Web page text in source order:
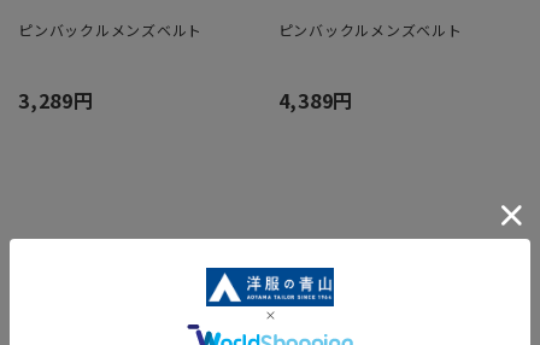
ピンバックルメンズベルト
3,289円
ピンバックルメンズベルト
4,389円